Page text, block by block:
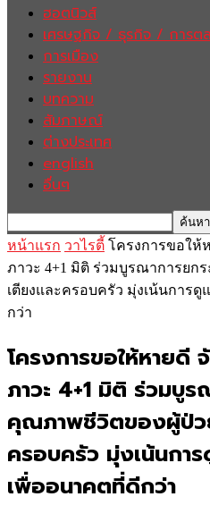
ฮอตนิวส์
เศรษฐกิจ / ธุรกิจ / การต
การเมือง
รายงาน
บทความ
สัมภาษณ์
ต่างประเทศ
english
อื่นๆ
หน้าแรก วาไรตี้ โครงการขอให้
ภาวะ 4+1 มิติ ร่วมบูรณาการย
เตียงและครอบครัว มุ่งเน้นการ
กว่า
โครงการขอให้หายดี
ภาวะ 4+1 มิติ ร่วมบู
คุณภาพชีวิตของผู้ป่ว
ครอบครัว มุ่งเน้นกา
เพื่ออนาคตที่ดีกว่า